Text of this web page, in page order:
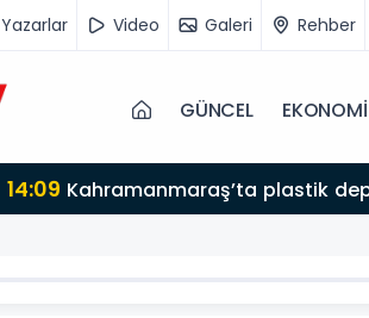
Yazarlar Video Galeri Rehber
GÜNCEL EKONOMİ
14:09 Kahramanmaraş’ta plastik